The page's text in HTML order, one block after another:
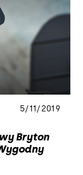
5/11/2019
Bryton